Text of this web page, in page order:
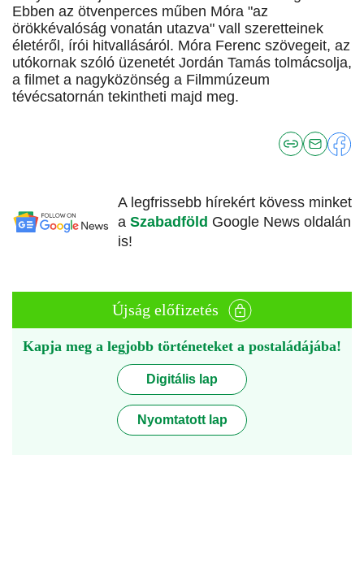
Ebben az ötvenperces műben Móra "az
örökkévalóság vonatán utazva" vall szeretteinek
életéről, írói hitvallásáról. Móra Ferenc szövegeit, az
utókornak szóló üzenetét Jordán Tamás tolmácsolja,
a filmet a nagyközönség a Filmmúzeum
tévécsatornán tekintheti majd meg.
A legfrissebb hírekért kövess minket
a Szabadföld Google News oldalán
is!
Újság előfizetés
Kapja meg a legjobb történeteket a postaládájába!
Digitális lap
Nyomtatott lap